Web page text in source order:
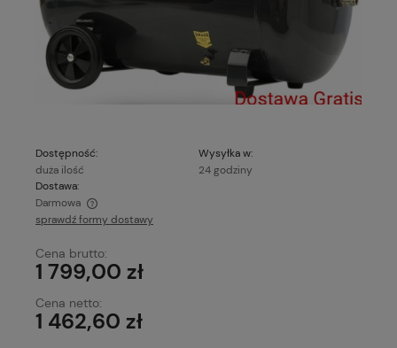
Dostępność:
duża ilość
Wysyłka w:
24 godziny
Dostawa:
Darmowa
Cena nie zawiera ewentualnych kosztów płatności
sprawdź formy dostawy
Cena brutto:
1 799,00 zł
Cena netto:
1 462,60 zł